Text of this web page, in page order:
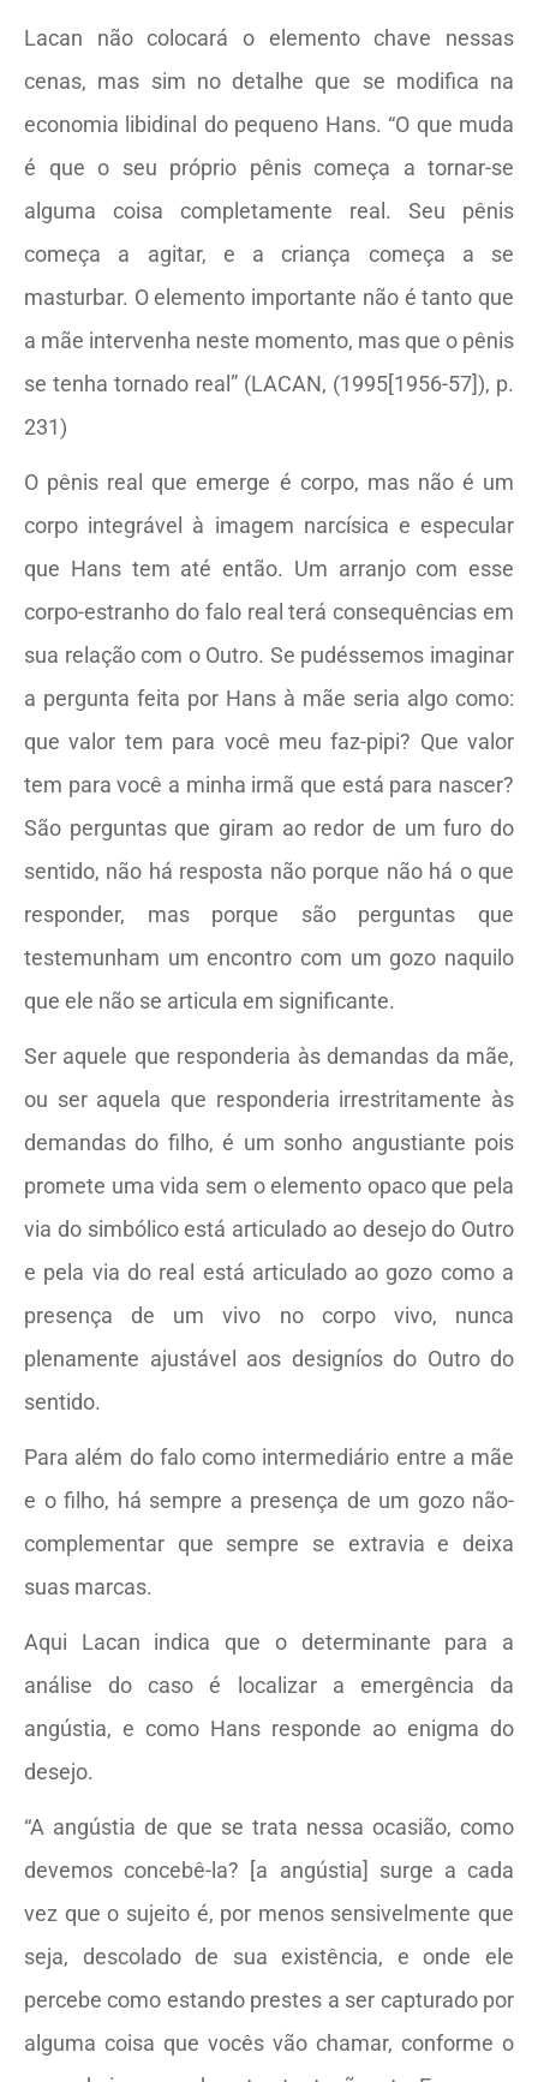
Lacan não colocará o elemento chave nessas
cenas, mas sim no detalhe que se modifica na
economia libidinal do pequeno Hans. “O que muda
é que o seu próprio pênis começa a tornar-se
alguma coisa completamente real. Seu pênis
começa a agitar, e a criança começa a se
masturbar. O elemento importante não é tanto que
a mãe intervenha neste momento, mas que o pênis
se tenha tornado real” (LACAN, (1995[1956-57]), p.
231)
O pênis real que emerge é corpo, mas não é um
corpo integrável à imagem narcísica e especular
que Hans tem até então. Um arranjo com esse
corpo-estranho do falo real terá consequências em
sua relação com o Outro. Se pudéssemos imaginar
a pergunta feita por Hans à mãe seria algo como:
que valor tem para você meu faz-pipi? Que valor
tem para você a minha irmã que está para nascer?
São perguntas que giram ao redor de um furo do
sentido, não há resposta não porque não há o que
responder, mas porque são perguntas que
testemunham um encontro com um gozo naquilo
que ele não se articula em significante.
Ser aquele que responderia às demandas da mãe,
ou ser aquela que responderia irrestritamente às
demandas do filho, é um sonho angustiante pois
promete uma vida sem o elemento opaco que pela
via do simbólico está articulado ao desejo do Outro
e pela via do real está articulado ao gozo como a
presença de um vivo no corpo vivo, nunca
plenamente ajustável aos designíos do Outro do
sentido.
Para além do falo como intermediário entre a mãe
e o filho, há sempre a presença de um gozo não-
complementar que sempre se extravia e deixa
suas marcas.
Aqui Lacan indica que o determinante para a
análise do caso é localizar a emergência da
angústia, e como Hans responde ao enigma do
desejo.
“A angústia de que se trata nessa ocasião, como
devemos concebê-la? [a angústia] surge a cada
vez que o sujeito é, por menos sensivelmente que
seja, descolado de sua existência, e onde ele
percebe como estando prestes a ser capturado por
alguma coisa que vocês vão chamar, conforme o